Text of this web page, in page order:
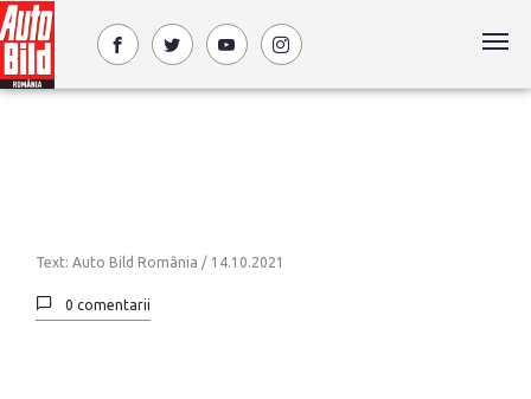
Text: Auto Bild România / 14.10.2021
0 comentarii